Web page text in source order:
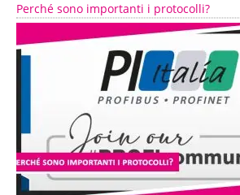
Perché sono importanti i protocolli?